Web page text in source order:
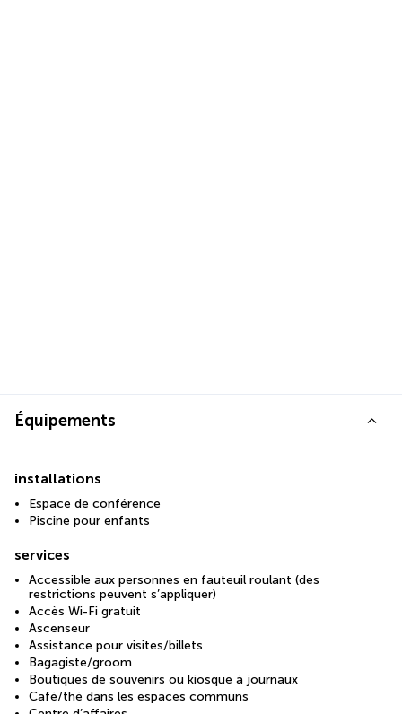
Équipements
installations
Espace de conférence
Piscine pour enfants
services
Accessible aux personnes en fauteuil roulant (des
restrictions peuvent s’appliquer)
Accès Wi-Fi gratuit
Ascenseur
Assistance pour visites/billets
Bagagiste/groom
Boutiques de souvenirs ou kiosque à journaux
Café/thé dans les espaces communs